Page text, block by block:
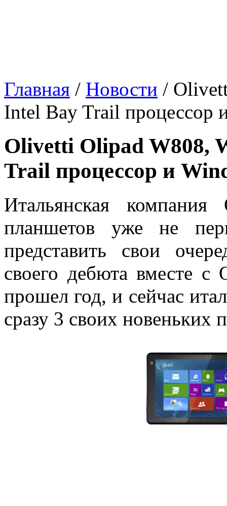
Главная / Новости /
Intel Bay Trail процессор
Olivetti Olipad W808,
Trail процессор и
Итальянская
планшетов уже не
представить свои
своего дебюта вместе
прошел год, и сейчас
сразу 3 своих новеньких